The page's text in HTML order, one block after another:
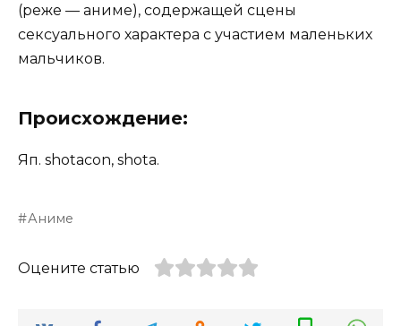
(реже — аниме), содержащей сцены
сексуального характера с участием маленьких
мальчиков.
Происхождение:
Яп. shotacon, shota.
Аниме
Оцените статью